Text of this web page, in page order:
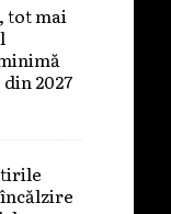
tot mai
2027